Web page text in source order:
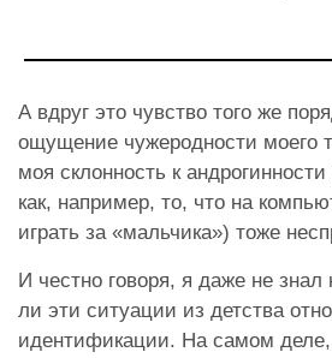
А вдруг это чувство того же
ощущение чужеродности моего
моя склонность к
как, например, то, что на
играть за «мальчика») тоже
И честно говоря, я даже не
ли эти ситуации из детства
идентификации. На самом деле,